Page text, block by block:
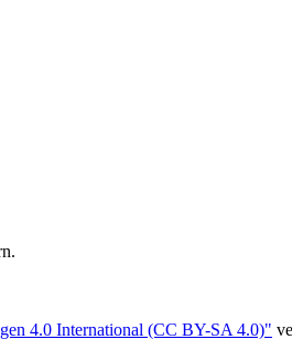
4.0 International (CC BY-SA 4.0)"